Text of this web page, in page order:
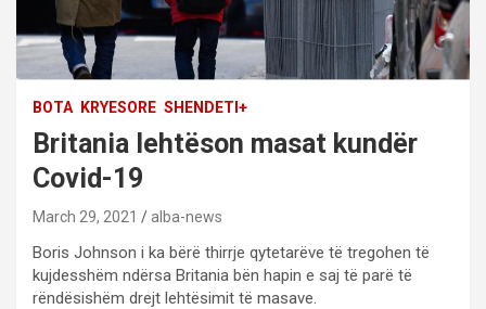
BOTA KRYESORE SHENDETI+
Britania lehtëson masat kundër
Covid-19
March 29, 2021 alba-news
Boris Johnson i ka bërë thirrje qytetarëve të tregohen të
kujdesshëm ndërsa Britania bën hapin e saj të parë të
rëndësishëm drejt lehtësimit të masave.